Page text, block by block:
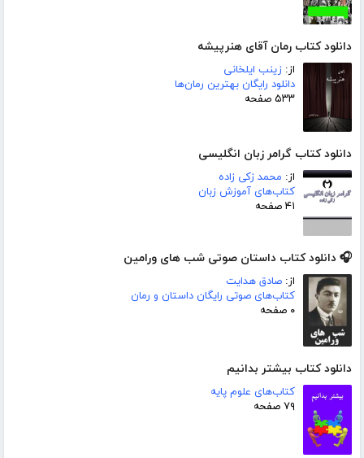
دانلود کتاب رمان آقای هنرپیشه
از: زینب ایلخانی
دانلود رایگان بهترین رمان‌ها
۵۳۳ صفحه
دانلود کتاب گرامر زبان انگلیسی
از: محمد زکی زاده
کتاب‌های آموزش زبان
۴۱ صفحه
🎧 دانلود کتاب داستان صوتی شب های ورامین
از: صادق هدایت
کتاب‌های صوتی رایگان داستان و رمان
۰ صفحه
دانلود کتاب بیشتر بدانیم
کتاب‌های علوم پایه
۷۹ صفحه